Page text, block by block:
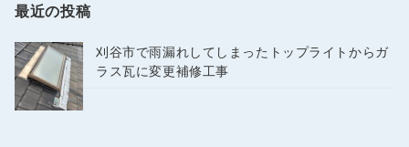
最近の投稿
刈谷市で雨漏れしてしまったトップライトからガ
ラス瓦に変更補修工事